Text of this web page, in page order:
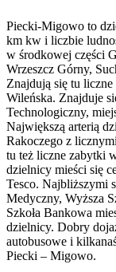
Piecki-Migowo to
km kw i liczbie
w środkowej części
Wrzeszcz Górny,
Znajdują się tu
Wileńska. Znajduje
Technologiczny,
Największą arterią
Rakoczego z
tu też liczne zabytki
dzielnicy mieści się
Tesco. Najbliższymi
Medyczny, Wyższa
Szkoła Bankowa
dzielnicy. Dobry
autobusowe i
Piecki – Migowo.